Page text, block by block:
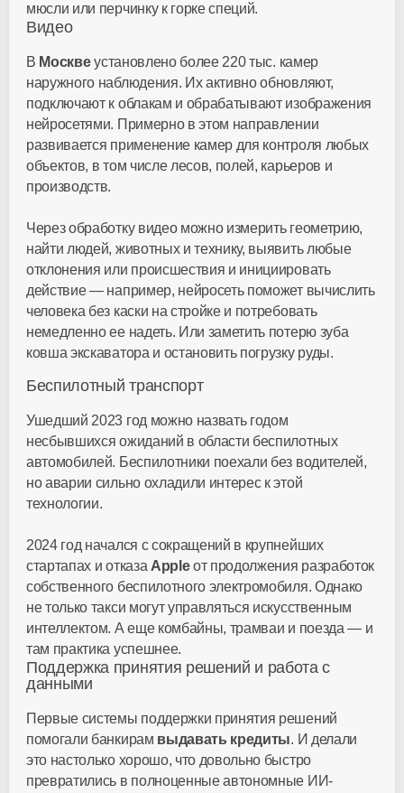
мюсли или перчинку к горке специй.
Видео
В Москвеустановлено более 220 тыс. камер
наружного наблюдения. Их активно обновляют,
подключают к облакам и обрабатывают изображения
нейросетями. Примерно в этом направлении
развивается применение камер для контроля любых
объектов, в том числе лесов, полей, карьеров и
производств.
Через обработку видео можно измерить геометрию,
найти людей, животных и технику, выявить любые
отклонения или происшествия и инициировать
действие — например, нейросеть поможет вычислить
человека без каски на стройке и потребовать
немедленно ее надеть. Или заметить потерю зуба
ковша экскаватора и остановить погрузку руды.
Беспилотный транспорт
Ушедший 2023 год можно назвать годом
несбывшихся ожиданий в области беспилотных
автомобилей. Беспилотники поехали без водителей,
но аварии сильно охладили интерес к этой
технологии.
2024 год начался с сокращений в крупнейших
стартапах и отказа Appleот продолжения разработок
собственного беспилотного электромобиля. Однако
не только такси могут управляться искусственным
интеллектом. А еще комбайны, трамваи и поезда — и
там практика успешнее.
Поддержка принятия решений и работа с
данными
Первые системы поддержки принятия решений
помогали банкирам выдавать кредиты. И делали
это настолько хорошо, что довольно быстро
превратились в полноценные автономные ИИ-